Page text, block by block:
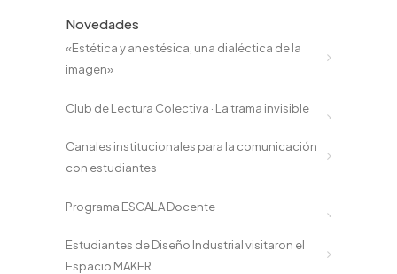
Novedades
«Estética y anestésica, una dialéctica de la
imagen»
Club de Lectura Colectiva · La trama invisible
Canales institucionales para la comunicación
con estudiantes
Programa ESCALA Docente
Estudiantes de Diseño Industrial visitaron el
Espacio MAKER